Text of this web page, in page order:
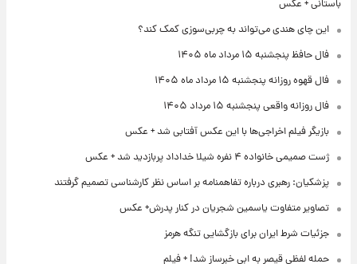
باستانی + عکس
این چای هندی می‌تواند به چربی‌سوزی کمک کند؟
فال حافظ پنجشنبه ۱۵ مرداد ماه ۱۴۰۵
فال قهوه روزانه پنجشنبه ۱۵ مرداد ماه ۱۴۰۵
فال روزانه واقعی پنجشنبه ۱۵ مرداد ۱۴۰۵
بازیگر فیلم اخراجی‌ها با این عکس آفتابی شد + عکس
ژست صمیمی خانواده ۴ نفره شیلا خداداد پربازدید شد + عکس
پزشکیان: رهبری درباره تفاهمنامه بر اساس نظر کارشناسی تصمیم گرفتند
تصاویر متفاوت یاسمین شجریان در کنار پدرش+ عکس
جزئیات شرط ایران برای بازگشایی تنگه هرمز
حمله لفظی قیصر به ابی خبرساز شد! + فیلم